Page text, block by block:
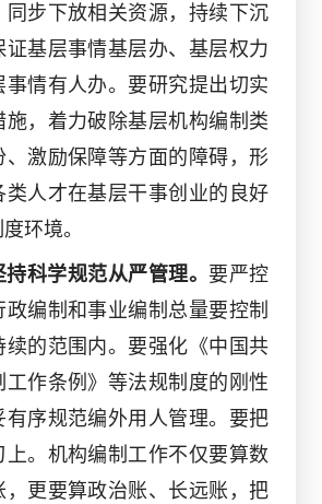
同步下放相关资源，持续下沉
证基层事情基层办、基层权力
事情有人办。要研究提出切实
施，着力破除基层机构编制类
、激励保障等方面的障碍，形
类人才在基层干事创业的良好
环境。
科学规范从严管理。 要严控
政编制和事业编制总量要控制
续的范围内。要强化《中国共
工作条例》等法规制度的刚性
有序规范编外用人管理。要把
上。机构编制工作不仅要算数
，更要算政治账、长远账，把